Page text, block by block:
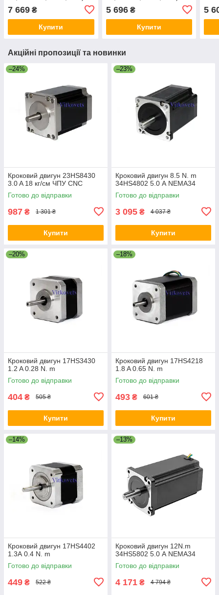
7 669 ₴
Купити
5 696₴
Купити
5
Акційні пропозиції та новинки
–24%
Кроковий двигун 23HS8430
3.0 A 18 кг/см ЧПУ CNC
Готово до відправки
987 ₴ 1 301 ₴
Купити
–23%
Кроковий двигун 8.5 N. m
34HS4802 5.0 А NEMA34
Готово до відправки
3 095 ₴ 4 037 ₴
Купити
–20%
Кроковий двигун 17HS3430
1.2 A 0.28 N. m
Готово до відправки
404 ₴ 505 ₴
Купити
–18%
Кроковий двигун 17HS4218
1.8 A 0.65 N. m
Готово до відправки
493 ₴ 601 ₴
Купити
–14%
Кроковий двигун 17HS4402
1.3А 0.4 N. m
Готово до відправки
449 ₴ 522 ₴
–13%
Кроковий двигун 12N.m
34HS5802 5.0 А NEMA34
Готово до відправки
4 171 ₴ 4 794 ₴